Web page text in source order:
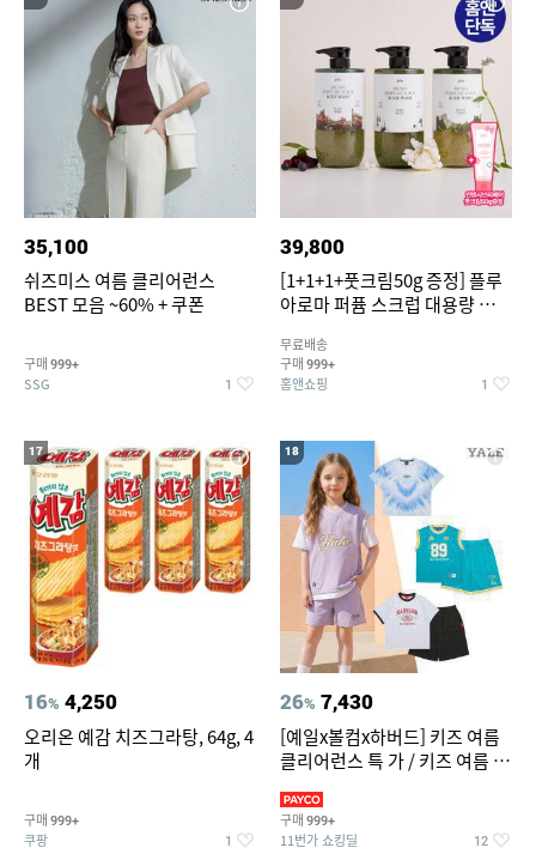
35,100
쉬즈미스 여름 클리어런스
BEST 모음 ~60% + 쿠폰
구매 999+
SSG 1
39,800
[1+1+1+풋크림50g 증정] 플루
아로마 퍼퓸 스크럽 대용량 바디
무료배송
구매 999+
홈앤쇼핑 1
17
16% 4,250
오리온 예감 치즈그라탕, 64g, 4
개
구매 999+
쿠팡 1
18
26% 7,430
[예일x볼컴x하버드] 키즈 여름
클리어런스 특 가 / 키즈 여름 수
구매 999+
11번가 쇼킹딜 12